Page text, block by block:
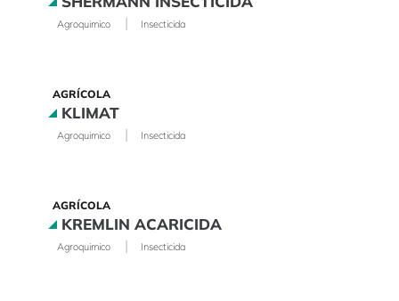
Agroquimico | Insecticida
AGRÍCOLA
KLIMAT
Agroquimico | Insecticida
AGRÍCOLA
KREMLIN ACARICIDA
Agroquimico | Insecticida